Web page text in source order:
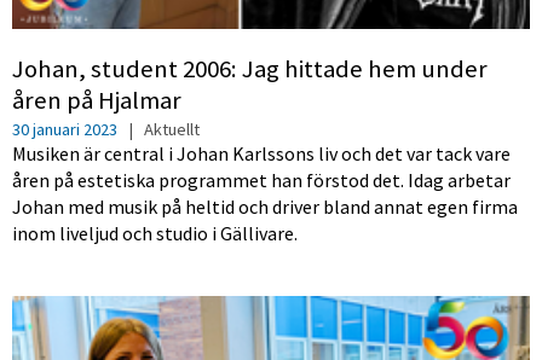
Johan, student 2006: Jag hittade hem under
åren på Hjalmar
30 januari 2023 | Aktuellt
Musiken är central i Johan Karlssons liv och det var tack vare
åren på estetiska programmet han förstod det. Idag arbetar
Johan med musik på heltid och driver bland annat egen firma
inom liveljud och studio i Gällivare.